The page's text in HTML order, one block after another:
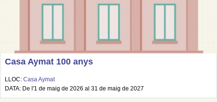
Casa Aymat 100 anys
LLOC: Casa Aymat
DATA: De l'1 de maig de 2026 al 31 de maig de 2027